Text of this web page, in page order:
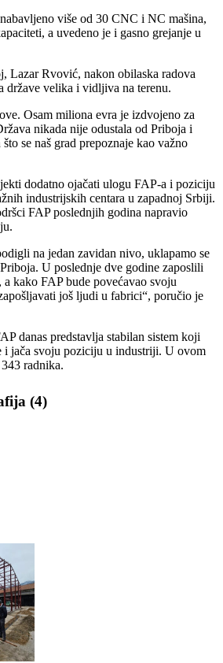
više od 30 CNC i NC mašina,
a uvedeno je i gasno grejanje u
Lazar Rvović, nakon obilaska radova
države velika i vidljiva na terenu.
Osam miliona evra je izdvojeno za
nikada nije odustala od Priboja i
se naš grad prepoznaje kao važno
dodatno ojačati ulogu FAP-a i poziciju
industrijskih centara u zapadnoj Srbiji.
FAP poslednjih godina napravio
na jedan zavidan nivo, uklapamo se
U poslednje dve godine zaposlili
kako FAP bude povećavao svoju
još ljudi u fabrici“, poručio je
danas predstavlja stabilan sistem koji
i jača svoju poziciju u industriji. U ovom
radnika.
(4)